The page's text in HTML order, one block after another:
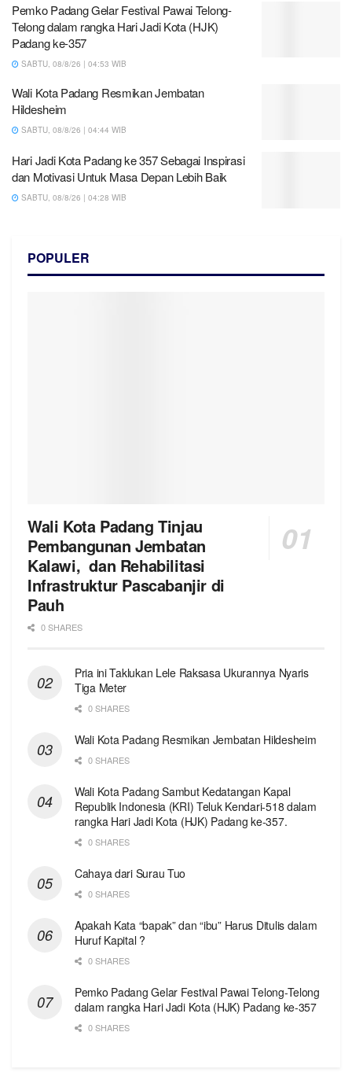
Pemko Padang Gelar Festival Pawai Telong-
Telong dalam rangka Hari Jadi Kota (HJK)
Padang ke-357
SABTU, 08/8/26 | 04:53 WIB
Wali Kota Padang Resmikan Jembatan
Hildesheim
SABTU, 08/8/26 | 04:44 WIB
Hari Jadi Kota Padang ke 357 Sebagai Inspirasi
dan Motivasi Untuk Masa Depan Lebih Baik
SABTU, 08/8/26 | 04:28 WIB
POPULER
Wali Kota Padang Tinjau
Pembangunan Jembatan
Kalawi, dan Rehabilitasi
Infrastruktur Pascabanjir di
Pauh
0 SHARES
Pria ini Taklukan Lele Raksasa Ukurannya Nyaris
Tiga Meter
0 SHARES
Wali Kota Padang Resmikan Jembatan Hildesheim
0 SHARES
Wali Kota Padang Sambut Kedatangan Kapal
Republik Indonesia (KRI) Teluk Kendari-518 dalam
rangka Hari Jadi Kota (HJK) Padang ke-357.
0 SHARES
Cahaya dari Surau Tuo
0 SHARES
Apakah Kata “bapak” dan “ibu” Harus Ditulis dalam
Huruf Kapital ?
0 SHARES
Pemko Padang Gelar Festival Pawai Telong-Telong
dalam rangka Hari Jadi Kota (HJK) Padang ke-357
0 SHARES